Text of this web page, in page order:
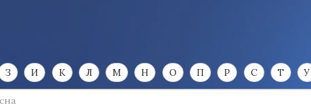
З И К Л М Н О П Р С Т У